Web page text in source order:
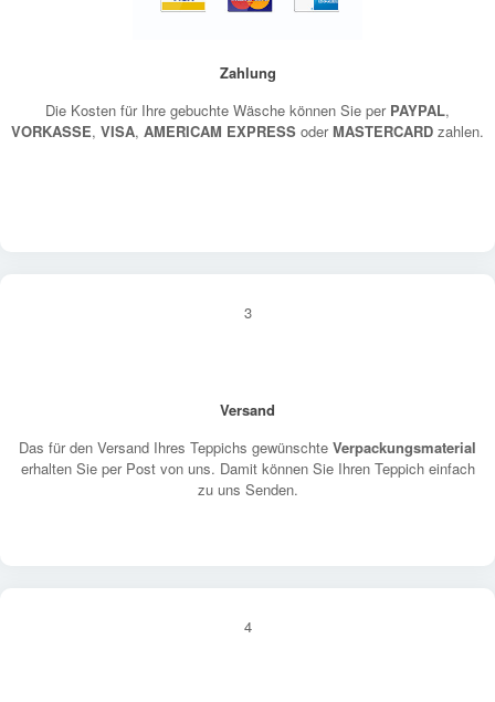
Zahlung
Die Kosten für Ihre gebuchte Wäsche können Sie per PAYPAL,
VORKASSE, VISA, AMERICAM EXPRESS oderMASTERCARD zahlen.
3
Versand
Das für den Versand Ihres Teppichs gewünschte Verpackungsmaterial
erhalten Sie per Post von uns. Damit können Sie Ihren Teppich einfach
zu uns Senden.
4